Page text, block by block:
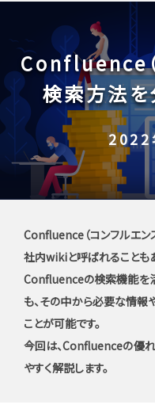
Confluence（
検索方法を
2022
Confluence（コンフルエン
社内wikiと呼ばれることも
Confluenceの検索機能を
も、その中から必要な情報
ことが可能です。
今回は、Confluenceの優
やすく解説します。